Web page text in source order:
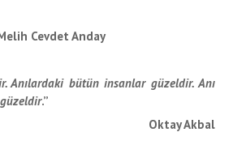
Cevdet Anday
Anılardaki bütün insanlar güzeldir. Anı
.”
Oktay Akbal